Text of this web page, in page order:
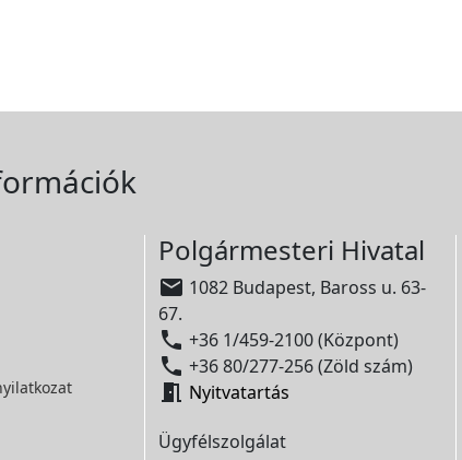
Polgármesteri Hivatal
 1082 Budapest, Baross u. 63-
67.
 +36 1/459-2100 (Központ)
 +36 80/277-256 (Zöld szám)
 Nyitvatartás
Ügyfélszolgálat